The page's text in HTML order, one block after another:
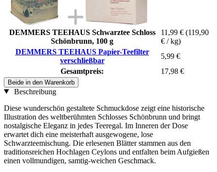
DEMMERS TEEHAUS Schwarztee Schloss
Schönbrunn, 100 g
11,99 € (119,90
€ / kg)
DEMMERS TEEHAUS Papier-Teefilter
verschließbar
5,99 €
Gesamtpreis:
17,98 €
Beide in den Warenkorb
Beschreibung
Diese wunderschön gestaltete Schmuckdose zeigt eine historische
Illustration des weltberühmten Schlosses Schönbrunn und bringt
nostalgische Eleganz in jedes Teeregal. Im Inneren der Dose
erwartet dich eine meisterhaft ausgewogene, lose
Schwarzteemischung. Die erlesenen Blätter stammen aus den
traditionsreichen Hochlagen Ceylons und entfalten beim Aufgießen
einen vollmundigen, samtig-weichen Geschmack.